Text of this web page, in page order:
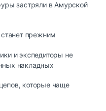
застряли в Амурской
станет прежним
и экспедиторы не
накладных
которые чаще